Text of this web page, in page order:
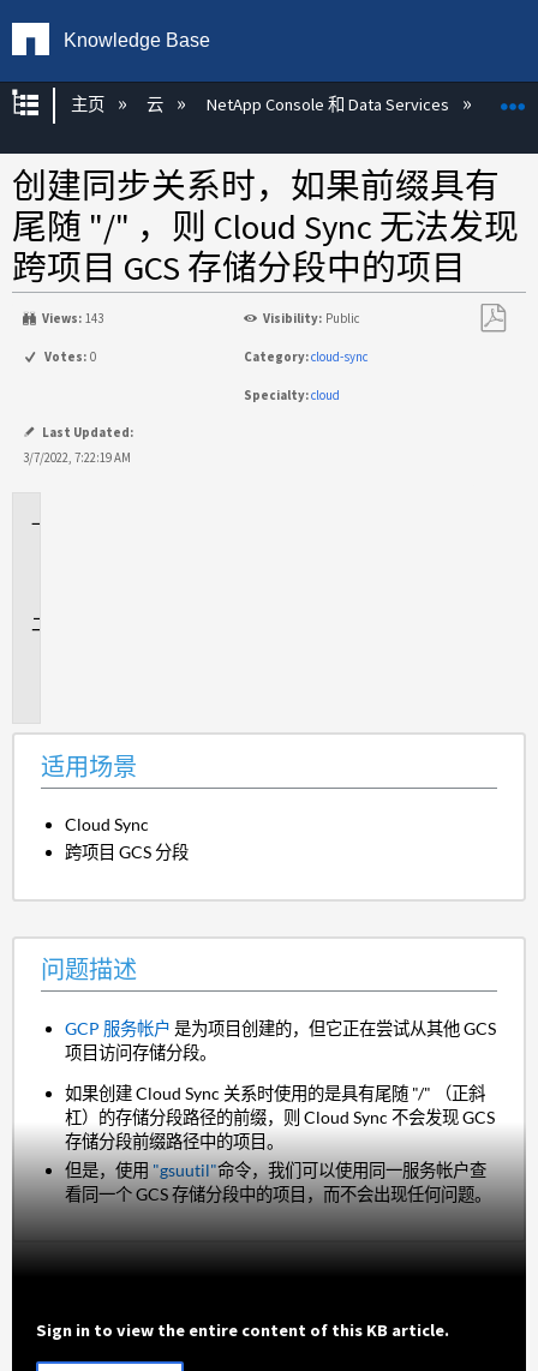
Knowledge Base
扩展/隐缩全局层次
主页 云 NetApp Console 和 Data Services
创建同步关系时，如果前缀具有
尾随 "/" ，则 Cloud Sync 无法发现
跨项目 GCS 存储分段中的项目
Views: 143 Visibility: Public
Votes: 0 Category:cloud-sync
Specialty:cloud
Last Updated:
3/7/2022, 7:22:19 AM
适用场景
Cloud Sync
跨项目 GCS 分段
问题描述
GCP 服务帐户 是为项目创建的，但它正在尝试从其他 GCS
项目访问存储分段。
如果创建 Cloud Sync 关系时使用的是具有尾随 "/" （正斜
杠）的存储分段路径的前缀，则 Cloud Sync 不会发现 GCS
存储分段前缀路径中的项目。
但是，使用 "gsuutil"命令，我们可以使用同一服务帐户查
看同一个 GCS 存储分段中的项目，而不会出现任何问题。
Sign in to view the entire content of this KB article.